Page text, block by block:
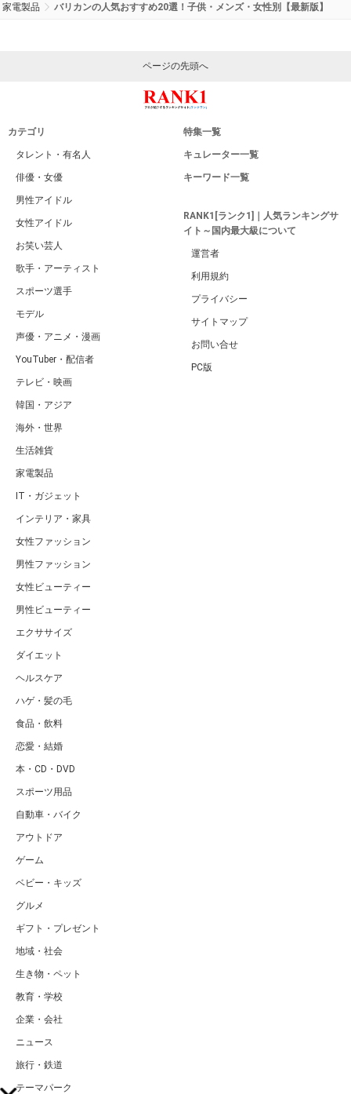
家電製品 バリカンの人気おすすめ20選！子供・メンズ・女性別【最新版】
ページの先頭へ
カテゴリ
タレント・有名人
俳優・女優
男性アイドル
女性アイドル
お笑い芸人
歌手・アーティスト
スポーツ選手
モデル
声優・アニメ・漫画
YouTuber・配信者
テレビ・映画
韓国・アジア
海外・世界
生活雑貨
家電製品
IT・ガジェット
インテリア・家具
女性ファッション
男性ファッション
女性ビューティー
男性ビューティー
エクササイズ
ダイエット
ヘルスケア
ハゲ・髪の毛
食品・飲料
恋愛・結婚
本・CD・DVD
スポーツ用品
自動車・バイク
アウトドア
ゲーム
ベビー・キッズ
グルメ
ギフト・プレゼント
地域・社会
生き物・ペット
教育・学校
企業・会社
ニュース
旅行・鉄道
テーマパーク
特集一覧
キュレーター一覧
キーワード一覧
RANK1[ランク1]｜人気ランキングサ
イト～国内最大級について
運営者
利用規約
プライバシー
サイトマップ
お問い合せ
PC版